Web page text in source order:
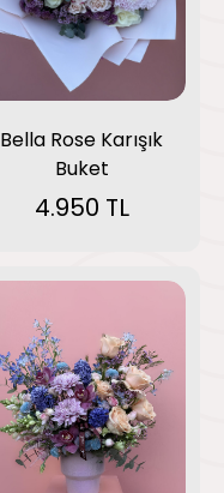
Bella Rose Karışık
Buket
4.950 TL